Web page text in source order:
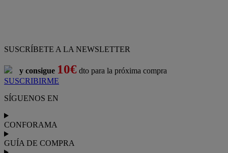
SUSCRÍBETE A LA NEWSLETTER
y consigue 10€ dto para la próxima compra
SUSCRIBIRME
SÍGUENOS EN
CONFORAMA
GUÍA DE COMPRA